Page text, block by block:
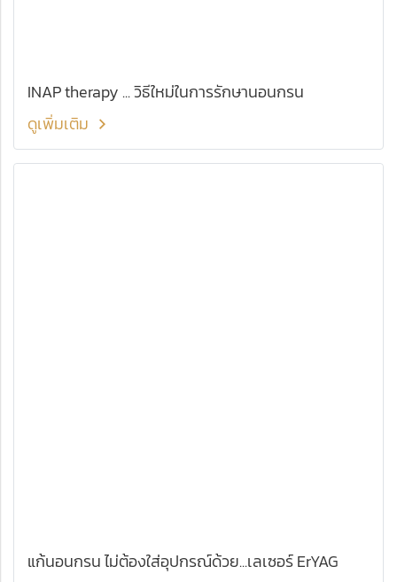
INAP therapy ... วิธีใหม่ในการรักษานอนกรน
ดูเพิ่มเติม
แก้นอนกรน ไม่ต้องใส่อุปกรณ์ด้วย...เลเซอร์ ErYAG